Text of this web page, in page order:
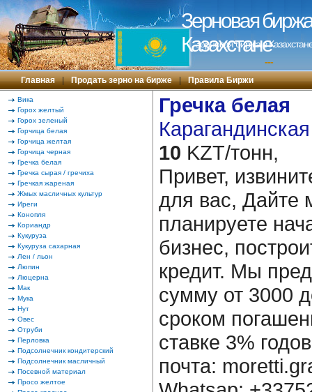
Зерновая
Казахстане
Зерновая биржа в
---
Главная | Продать зерно на бирже | Правила Биржи
Вика
Горох желтый
Горох зеленый
Горчица белая
Горчица желтая
Горчица черная
Гречка белая
Гречка сырая / гречиха
Гречкая жареная
Жмых масличных культур
Иреги
Конопля
Кориандр
Кукуруза
Кукуруза сахарная
Лен / льон
Люпин
Люцерна
Мак
Мука
Нут
Овес
Отруби
Перловка
Подсолнечник кондитерский
Подсолнечник масличный
Посевной материал
Просо желтое
Гречка белая
10 KZT/тонн,
Привет,
для вас, Дайте
планируете
бизнес,
кредит. Мы
сумму от 3000
сроком
ставке 3%
почта: